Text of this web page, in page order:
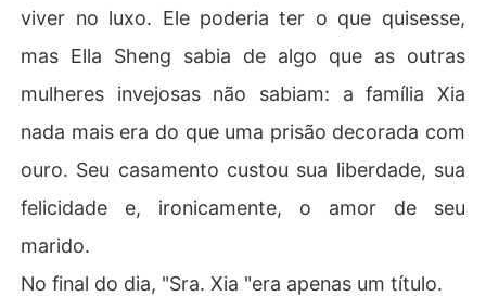
viver no luxo. Ele poderia ter o que quisesse,
mas Ella Sheng sabia de algo que as outras
mulheres invejosas não sabiam: a família Xia
nada mais era do que uma prisão decorada com
ouro. Seu casamento custou sua liberdade, sua
felicidade e, ironicamente, o amor de seu
marido.
No final do dia, "Sra. Xia "era apenas um título.